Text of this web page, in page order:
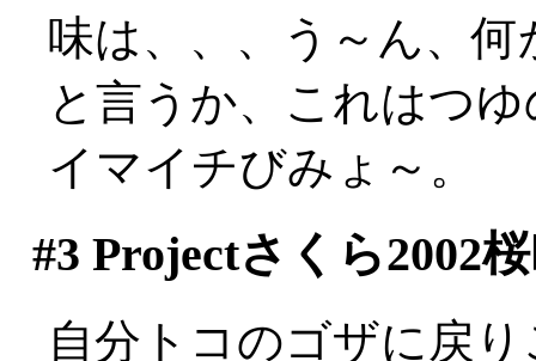
味は、、、う～ん、
と言うか、これはつ
イマイチびみょ～。
#3 Projectさくら2002
自分トコのゴザに戻